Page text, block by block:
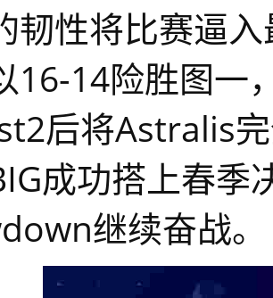
韧性将比赛逼
16-14险胜图一
后将Astralis
成功搭上春
继续奋战。